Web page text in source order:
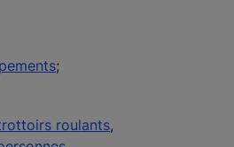
;
roulants,